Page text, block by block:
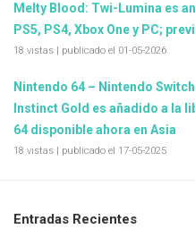
Melty Blood: Twi-Lumina es
PS5, PS4, Xbox One y PC;
18 vistas publicado el 01-05-2026
Nintendo 64 – Nintendo
Instinct Gold es añadido a la
64 disponible ahora en Asia
18 vistas publicado el 17-05-2025
Entradas Recientes